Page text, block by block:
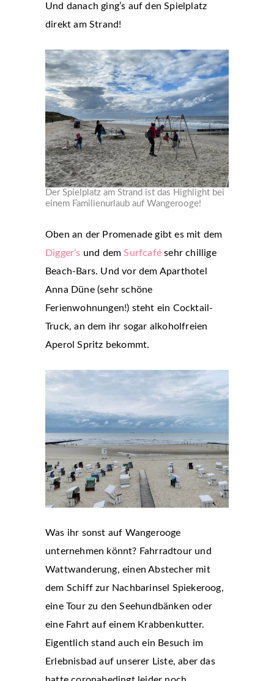
Und danach ging’s auf den Spielplatz
direkt am Strand!
Der Spielplatz am Strand ist das Highlight bei
einem Familienurlaub auf Wangerooge!
Oben an der Promenade gibt es mit dem
Digger’s und demSurfcafésehr chillige
Beach-Bars. Und vor dem Aparthotel
Anna Düne (sehr schöne
Ferienwohnungen!) steht ein Cocktail-
Truck, an dem ihr sogar alkoholfreien
Aperol Spritz bekommt.
Was ihr sonst auf Wangerooge
unternehmen könnt? Fahrradtour und
Wattwanderung, einen Abstecher mit
dem Schiff zur Nachbarinsel Spiekeroog,
eine Tour zu den Seehundbänken oder
eine Fahrt auf einem Krabbenkutter.
Eigentlich stand auch ein Besuch im
Erlebnisbad auf unserer Liste, aber das